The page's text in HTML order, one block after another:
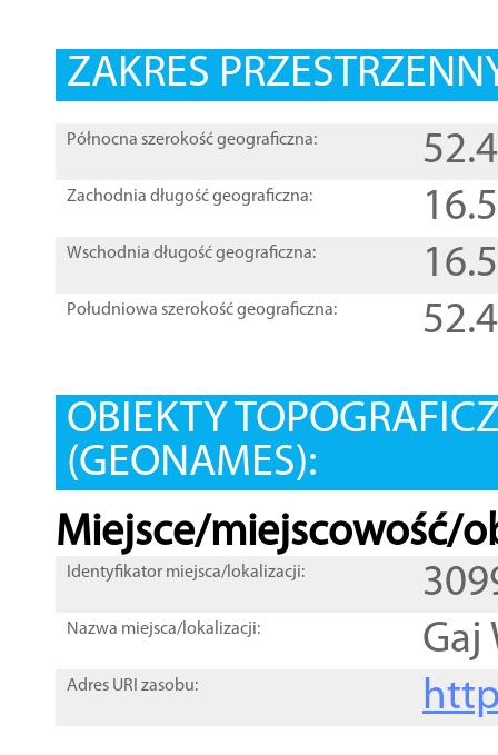
ZAKRES
Północna szerokość geograficzna:
Zachodnia długość geograficzna:
Wschodnia długość geograficzna:
Południowa szerokość geograficzna:
OBIEKTY
(GEONAMES):
Miejsce/miejscowość/
Identyfikator miejsca/lokalizacji:
Nazwa miejsca/lokalizacji: Gaj
Adres URI zasobu: